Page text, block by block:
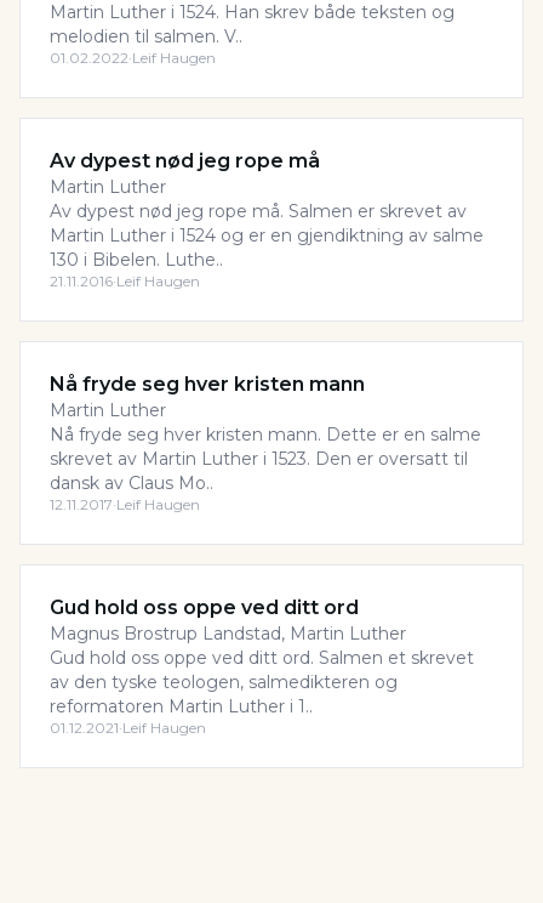
Martin Luther i 1524. Han skrev både teksten og
melodien til salmen. V..
01.02.2022·Leif Haugen
Av dypest nød jeg rope må
Martin Luther
Av dypest nød jeg rope må. Salmen er skrevet av
Martin Luther i 1524 og er en gjendiktning av salme
130 i Bibelen. Luthe..
21.11.2016·Leif Haugen
Nå fryde seg hver kristen mann
Martin Luther
Nå fryde seg hver kristen mann. Dette er en salme
skrevet av Martin Luther i 1523. Den er oversatt til
dansk av Claus Mo..
12.11.2017·Leif Haugen
Gud hold oss oppe ved ditt ord
Magnus Brostrup Landstad, Martin Luther
Gud hold oss oppe ved ditt ord. Salmen et skrevet
av den tyske teologen, salmedikteren og
reformatoren Martin Luther i 1..
01.12.2021·Leif Haugen